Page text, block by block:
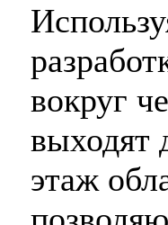
вокруг
выходят
этаж